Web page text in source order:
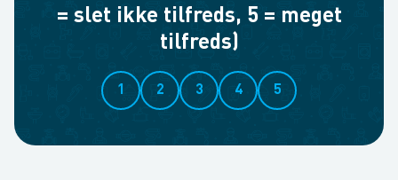
= slet ikke tilfreds, 5 = meget
tilfreds)
1 2 3 4 5